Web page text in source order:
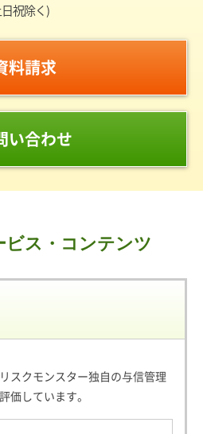
祝除く)
料請求
い合わせ
ス・コンテンツ
スクモンスター独自の与信管理
価しています。